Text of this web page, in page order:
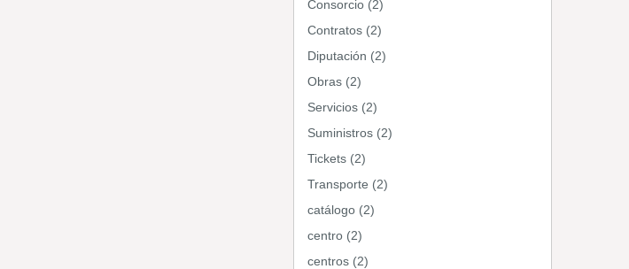
Consorcio (2)
Contratos (2)
Diputación (2)
Obras (2)
Servicios (2)
Suministros (2)
Tickets (2)
Transporte (2)
catálogo (2)
centro (2)
centros (2)